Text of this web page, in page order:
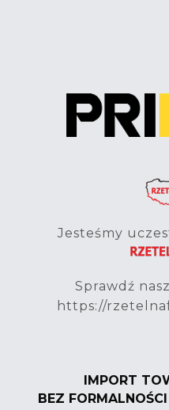
Jesteśmy
Sprawdź
https://
IMPORT
BEZ